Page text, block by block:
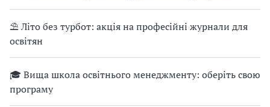
⛱ Літо без турбот: акція на професійні журнали для
освітян
🎓 Вища школа освітнього менеджменту: оберіть свою
програму